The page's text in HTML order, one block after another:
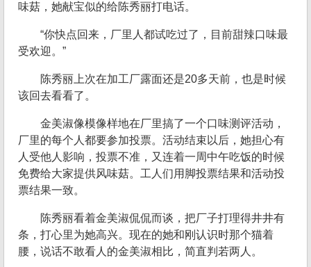
味菇，她献宝似的给陈秀丽打电话。
“你快点回来，厂里人都试吃过了，目前甜辣口味最
受欢迎。”
陈秀丽上次在加工厂露面还是20多天前，也是时候
该回去看看了。
金美淑像模像样地在厂里搞了一个口味测评活动，
厂里的每个人都要参加投票。活动结束以后，她担心有
人受他人影响，投票不准，又连着一周中午吃饭的时候
免费给大家提供风味菇。工人们用脚投票结果和活动投
票结果一致。
陈秀丽看着金美淑侃侃而谈，把厂子打理得井井有
条，打心里为她高兴。现在的她和刚认识时那个猫着
腰，说话不敢看人的金美淑相比，简直判若两人。